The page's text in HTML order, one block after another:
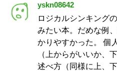
yskn08642
ロジカルシンキング
みたい本。だめな例
かりやすかった。 個
（上からがいいか、
述べ方（同様に上、